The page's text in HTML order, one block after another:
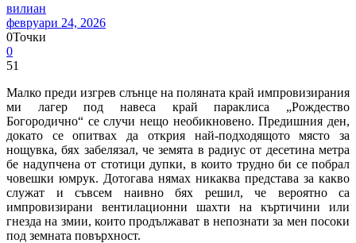
вилиан
февруари 24, 2026
0Точки
0
51
Малко преди изгрев слънце на поляната край импровизирания
ми лагер под навеса край параклиса „Рождество
Богородично“ се случи нещо необикновено. Предишния ден,
докато се опитвах да открия най-подходящото място за
нощувка, бях забелязал, че земята в радиус от десетина метра
бе надупчена от стотици дупки, в които трудно би се побрал
човешки юмрук. Дотогава нямах никаква представа за какво
служат и съвсем наивно бях решил, че вероятно са
импровизирани вентилационни шахти на къртичини или
гнезда на змии, които продължават в непознати за мен посоки
под земната повърхност.